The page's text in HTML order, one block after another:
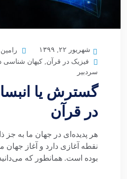
شهریور ۲۲, ۱۳۹۹
فیزیک در قرآن, کیهان شناسی
سردبیر
گسترش یا
در قرآن
هر پدیده‌ای در جهان ما به
نقطه آغازی دارد و آغاز جهان
بوده است. همانطور که